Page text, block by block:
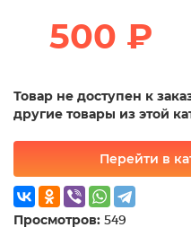
500 ₽
Товар не доступен к
другие товары из этой
Перейти в
Просмотров: 549